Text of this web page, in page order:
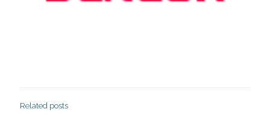
Related posts